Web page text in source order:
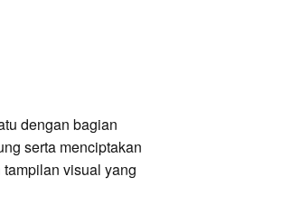
dengan bagian
serta menciptakan
visual yang